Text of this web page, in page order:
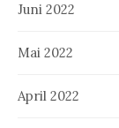
Juni 2022
Mai 2022
April 2022